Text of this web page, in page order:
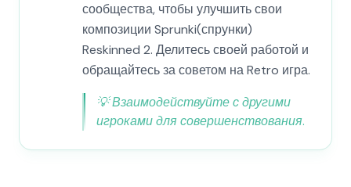
сообщества, чтобы улучшить свои
композиции Sprunki(спрунки)
Reskinned 2. Делитесь своей работой и
обращайтесь за советом на Retro игра.
💡Взаимодействуйте с другими
игроками для совершенствования.